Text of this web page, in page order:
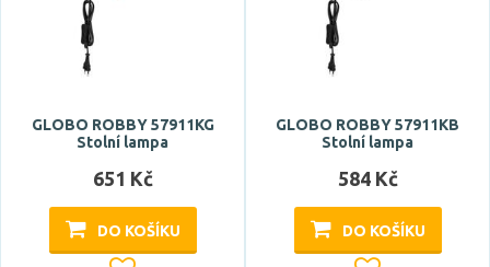
GLOBO ROBBY 57911KG
Stolní lampa
651 Kč
DO KOŠÍKU
GLOBO ROBBY 57911KB
Stolní lampa
584 Kč
DO KOŠÍKU